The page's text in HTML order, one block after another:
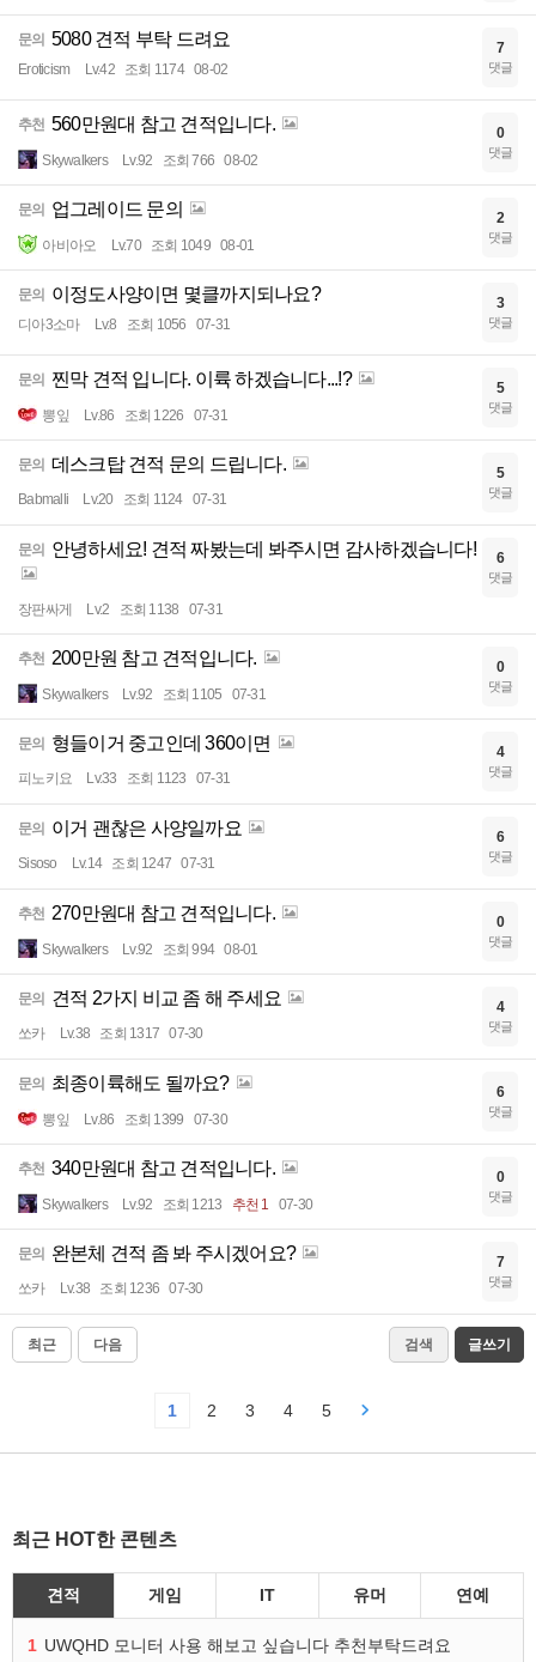
문의 5080 견적 부탁 드려요
Eroticism Lv.42 조회 1174 08-02
7
댓글
추천 560만원대 참고 견적입니다.
Skywalkers Lv.92 조회 766 08-02
0
댓글
문의 업그레이드 문의
아비아오 Lv.70 조회 1049 08-01
2
댓글
문의 이정도사양이면 몇클까지되나요?
디아3소마 Lv.8 조회 1056 07-31
3
댓글
문의 찐막 견적 입니다. 이륙 하겠습니다...!?
뽕잎 Lv.86 조회 1226 07-31
5
댓글
문의 데스크탑 견적 문의 드립니다.
Babmalli Lv.20 조회 1124 07-31
5
댓글
문의 안녕하세요! 견적 짜봤는데 봐주시면 감사하겠습니다!
장판싸게 Lv.2 조회 1138 07-31
6
댓글
추천 200만원 참고 견적입니다.
Skywalkers Lv.92 조회 1105 07-31
0
댓글
문의 형들이거 중고인데 360이면
피노키요 Lv.33 조회 1123 07-31
4
댓글
문의 이거 괜찮은 사양일까요
Sisoso Lv.14 조회 1247 07-31
6
댓글
추천 270만원대 참고 견적입니다.
Skywalkers Lv.92 조회 994 08-01
0
댓글
문의 견적 2가지 비교 좀 해 주세요
쏘카 Lv.38 조회 1317 07-30
4
댓글
문의 최종이륙해도 될까요?
뽕잎 Lv.86 조회 1399 07-30
6
댓글
추천 340만원대 참고 견적입니다.
Skywalkers Lv.92 조회 1213 추천 1 07-30
0
댓글
문의 완본체 견적 좀 봐 주시겠어요?
쏘카 Lv.38 조회 1236 07-30
7
댓글
최근 다음 검색 글쓰기
1 2 3 4 5
최근 HOT한 콘텐츠
견적 게임 IT 유머 연예
1 UWQHD 모니터 사용 해보고 싶습니다 추천부탁드려요